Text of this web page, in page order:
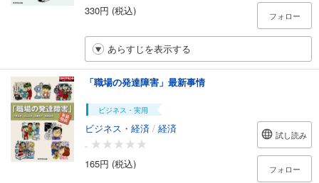
330円 (税込)
フォロー
あらすじを表示する
「職場の発達障害」最新事情
ビジネス・実用
ビジネス・経済 / 経済
-
165円 (税込)
試し読み
フォロー